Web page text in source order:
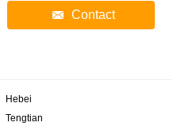
Contact
Hebei
Tengtian